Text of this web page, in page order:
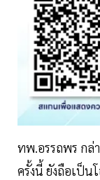
ทพ.อรรถพร กล่
ครั้งนี้ ยังถือเป็น